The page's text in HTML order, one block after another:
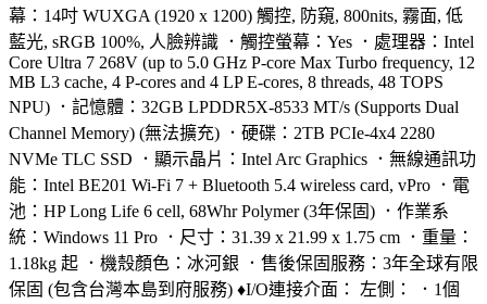
幕：14吋 WUXGA (1920 x 1200) 觸控, 防窺, 800nits, 霧面, 低
藍光, sRGB 100%, 人臉辨識 ．觸控螢幕：Yes ．處理器：Intel
Core Ultra 7 268V (up to 5.0 GHz P-core Max Turbo frequency, 12
MB L3 cache, 4 P-cores and 4 LP E-cores, 8 threads, 48 TOPS
NPU) ．記憶體：32GB LPDDR5X-8533 MT/s (Supports Dual
Channel Memory) (無法擴充) ．硬碟：2TB PCIe-4x4 2280
NVMe TLC SSD ．顯示晶片：Intel Arc Graphics ．無線通訊功
能：Intel BE201 Wi-Fi 7 + Bluetooth 5.4 wireless card, vPro ．電
池：HP Long Life 6 cell, 68Whr Polymer (3年保固) ．作業系
統：Windows 11 Pro ．尺寸：31.39 x 21.99 x 1.75 cm ．重量：
1.18kg 起 ．機殼顏色：冰河銀 ．售後保固服務：3年全球有限
保固 (包含台灣本島到府服務) ♦I/O連接介面： 左側： ．1個